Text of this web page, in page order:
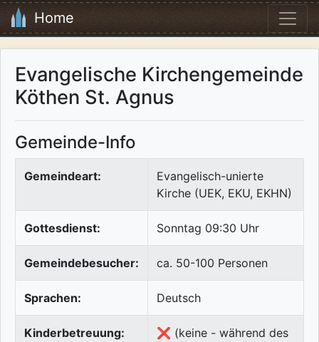
Home
Evangelische Kirchengemeinde
Köthen St. Agnus
Gemeinde-Info
Gemeindeart:
Evangelisch-unierte
Kirche (UEK, EKU, EKHN)
Gottesdienst: Sonntag 09:30 Uhr
Gemeindebesucher: ca. 50-100 Personen
Sprachen: Deutsch
Kinderbetreuung:
❌ (keine - während des